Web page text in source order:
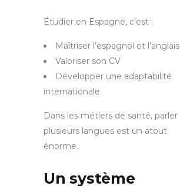
Étudier en Espagne, c’est :
Maîtriser l’espagnol et l’anglais
Valoriser son CV
Développer une adaptabilité
internationale
Dans les métiers de santé, parler
plusieurs langues est un atout
énorme.
Un système